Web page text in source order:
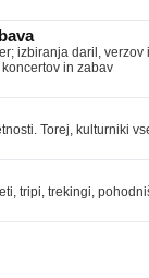
izbiranja daril, verzov
in zabav
Torej, kulturniki
tripi, trekingi,